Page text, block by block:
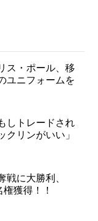
ス・ポール、移
ユニフォームを
しトレードされ
クリンがいい」
戦に大勝利、
獲得！！